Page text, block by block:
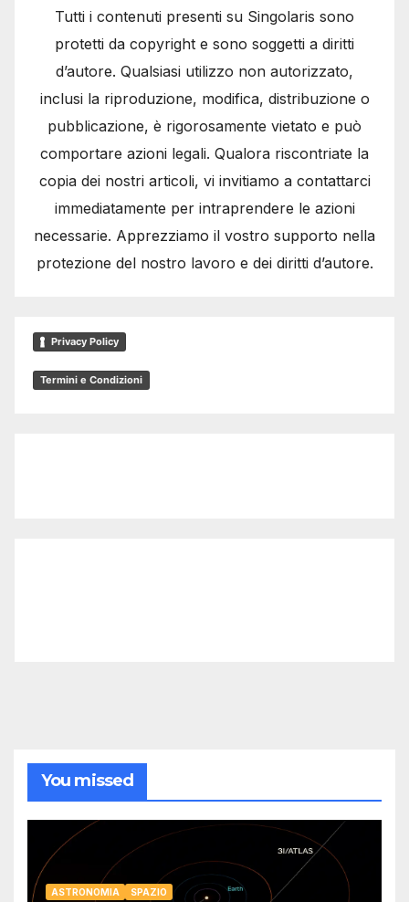
Tutti i contenuti presenti su Singolaris sono
protetti da copyright e sono soggetti a diritti
d’autore. Qualsiasi utilizzo non autorizzato,
inclusi la riproduzione, modifica, distribuzione o
pubblicazione, è rigorosamente vietato e può
comportare azioni legali. Qualora riscontriate la
copia dei nostri articoli, vi invitiamo a contattarci
immediatamente per intraprendere le azioni
necessarie. Apprezziamo il vostro supporto nella
protezione del nostro lavoro e dei diritti d’autore.
Privacy Policy
Termini e Condizioni
You missed
ASTRONOMIA SPAZIO